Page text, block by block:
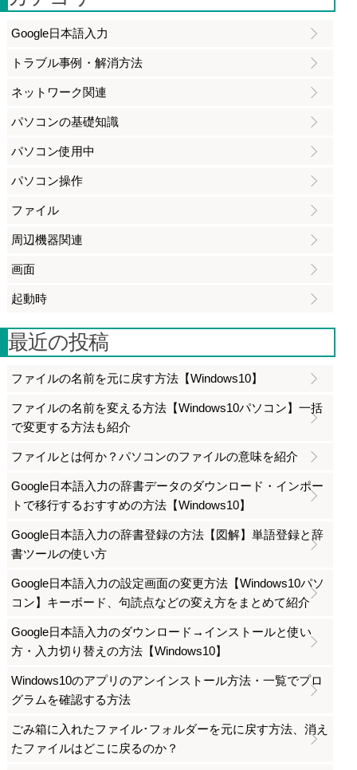
Google日本語入力
トラブル事例・解消方法
ネットワーク関連
パソコンの基礎知識
パソコン使用中
パソコン操作
ファイル
周辺機器関連
画面
起動時
最近の投稿
ファイルの名前を元に戻す方法【Windows10】
ファイルの名前を変える方法【Windows10パソコン】一括
で変更する方法も紹介
ファイルとは何か？パソコンのファイルの意味を紹介
Google日本語入力の辞書データのダウンロード・インポー
トで移行するおすすめの方法【Windows10】
Google日本語入力の辞書登録の方法【図解】単語登録と辞
書ツールの使い方
Google日本語入力の設定画面の変更方法【Windows10パソ
コン】キーボード、句読点などの変え方をまとめて紹介
Google日本語入力のダウンロード→インストールと使い
方・入力切り替えの方法【Windows10】
Windows10のアプリのアンインストール方法・一覧でプロ
グラムを確認する方法
ごみ箱に入れたファイル･フォルダーを元に戻す方法、消え
たファイルはどこに戻るのか？